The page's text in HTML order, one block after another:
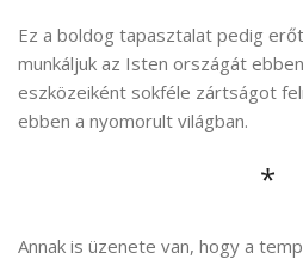
Ez a boldog tapasztalat pedig
munkáljuk az Isten országát
eszközeiként sokféle zártságot
ebben a nyomorult világban.
*
Annak is üzenete van, hogy a